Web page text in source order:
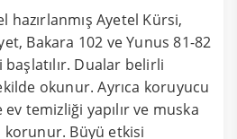
hazırlanmış Ayetel Kürsi,
Bakara 102 ve Yunus 81-82
Dualar belirli
okunur. Ayrıca koruyucu
temizliği yapılır ve muska
korunur. Büyü etkisi